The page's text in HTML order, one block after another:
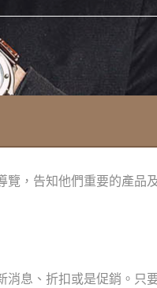
覽，告知他們重要的產品
消息、折扣或是促銷。只